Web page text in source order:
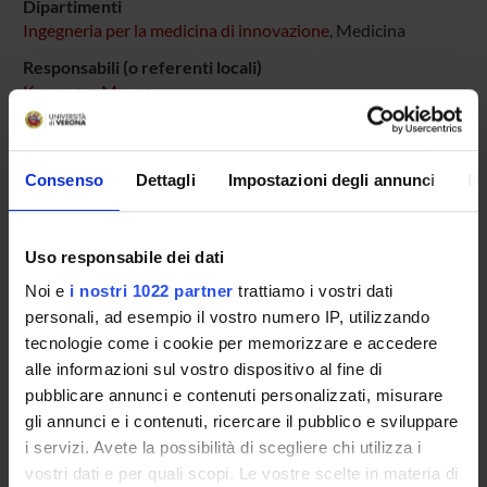
Consenso Dettagli Impostazioni degli annunci
Uso responsabile dei dati
Noi e i nostri 1022 partner trattiamo i vostri dati
personali, ad esempio il vostro numero IP, utilizzando
tecnologie come i cookie per memorizzare e accedere
alle informazioni sul vostro dispositivo al fine di
pubblicare annunci e contenuti personalizzati, misurare
gli annunci e i contenuti, ricercare il pubblico e sviluppare
i servizi. Avete la possibilità di scegliere chi utilizza i
vostri dati e per quali scopi. Le vostre scelte in materia di
Dipartimenti
Ingegneria per la medicina di innovazione, Medicina
Responsabili (o referenti locali)
Krampera Mauro
Finanziamento:assegnato e gestito dal Dipartimento
PARTECIPANTI AL PROGETTO
Mauro Krampera
Professore ordinario